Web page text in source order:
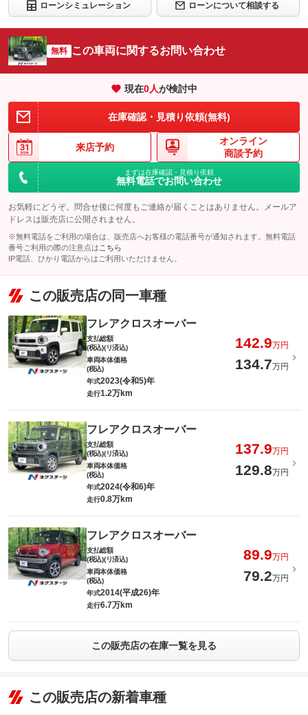
ローンシミュレーション ローンについて相談する
無料 この車両に関するお問い合わせ
現在0人が検討中
在庫確認・見積り依頼(無料)
来店予約
オンライン
商談予約
まずは在庫確認・見積り依頼
無料電話でお問い合わせ
お気軽にどうぞ。問合せ後に何度もご連絡が届くことはありません。メールア
ドレスは販売店に公開されません。
※無料電話をご利用の場合は、販売店へお客様の電話番号が通知されます。無料電話
番号ご利用の際の注意点は こちら
IP電話、ひかり電話からはご利用いただけません。
この販売店の同一車種
フレアクロスオーバー
支払総額
(税込)(リ済込)
142.9万円
車両本体価格
(税込)
134.7万円
年式2023(令和5)年
走行1.2万km
フレアクロスオーバー
支払総額
(税込)(リ済込)
137.9万円
車両本体価格
(税込)
129.8万円
年式2024(令和6)年
走行0.8万km
フレアクロスオーバー
支払総額
(税込)(リ済込)
89.9万円
車両本体価格
(税込)
79.2万円
年式2014(平成26)年
走行6.7万km
この販売店の在庫一覧を見る
この販売店の新着車種